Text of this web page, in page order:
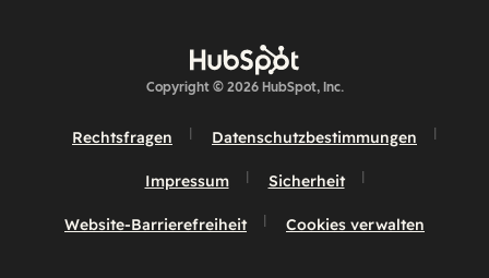
Copyright © 2026 HubSpot, Inc.
Rechtsfragen Datenschutzbestimmungen
Impressum Sicherheit
Website-Barrierefreiheit Cookies verwalten